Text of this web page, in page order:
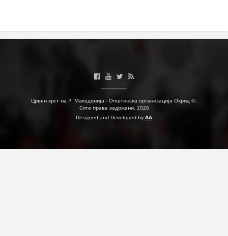
Црвен крст на Р. Македонија - Општинска организација Охрид ©.
Сите права задржани. 2026
Designed and Developed by AA